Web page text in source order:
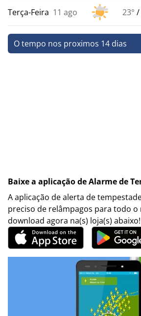
Terça-Feira 11 ago 23°
O tempo nos proximos 14 dias
Baixe a aplicação de Alarme de
A aplicação de alerta de
preciso de relâmpagos para todo o
download agora na(s) loja(s) abaixo!